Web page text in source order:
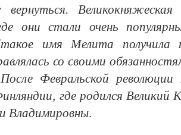
вернуться.
они стали очень
имя Мелита получила
лась со своими
Февральской
где родился
Владимировны.